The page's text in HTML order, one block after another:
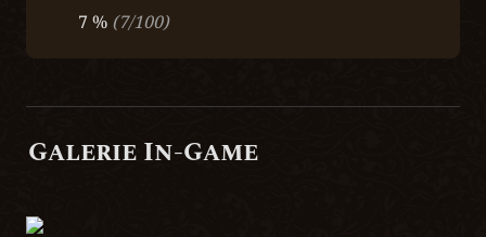
7 % (7/100)
Galerie In-Game